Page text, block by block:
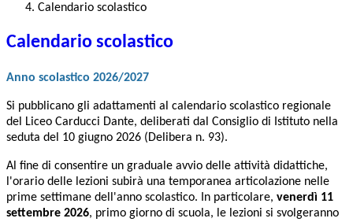
Calendario scolastico
Calendario scolastico
Anno scolastico 2026/2027
Si pubblicano gli adattamenti al calendario scolastico regionale
del Liceo Carducci Dante, deliberati dal Consiglio di Istituto nella
seduta del 10 giugno 2026 (Delibera n. 93).
Al fine di consentire un graduale avvio delle attività didattiche,
l'orario delle lezioni subirà una temporanea articolazione nelle
prime settimane dell'anno scolastico. In particolare, venerdì 11
settembre 2026, primo giorno di scuola, le lezioni si svolgeranno